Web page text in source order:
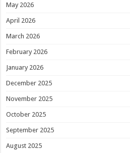
May 2026
April 2026
March 2026
February 2026
January 2026
December 2025
November 2025
October 2025
September 2025
August 2025